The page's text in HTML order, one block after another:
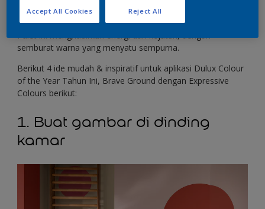
sempurna menambahkan semangat dan vitalitas ke rumah
Anda.
Palet ini menghadirkan energi dan kejutan, dengan
semburat warna yang menyatu sempurna.
Berikut 4 ide mudah & inspiratif untuk aplikasi Dulux Colour
of the Year Tahun Ini, Brave Ground dengan Expressive
Colours berikut:
1. Buat gambar di dinding
kamar
Reject All
Accept All Cookies